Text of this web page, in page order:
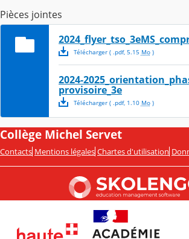
Pièces jointes
Télécharger( .pdf, 5.15 Mo)
2024-
provisoire_3e
Télécharger( .pdf, 1.10 Mo)
Collège Michel Servet
Contacts Mentions légales Chartes d'utilisation